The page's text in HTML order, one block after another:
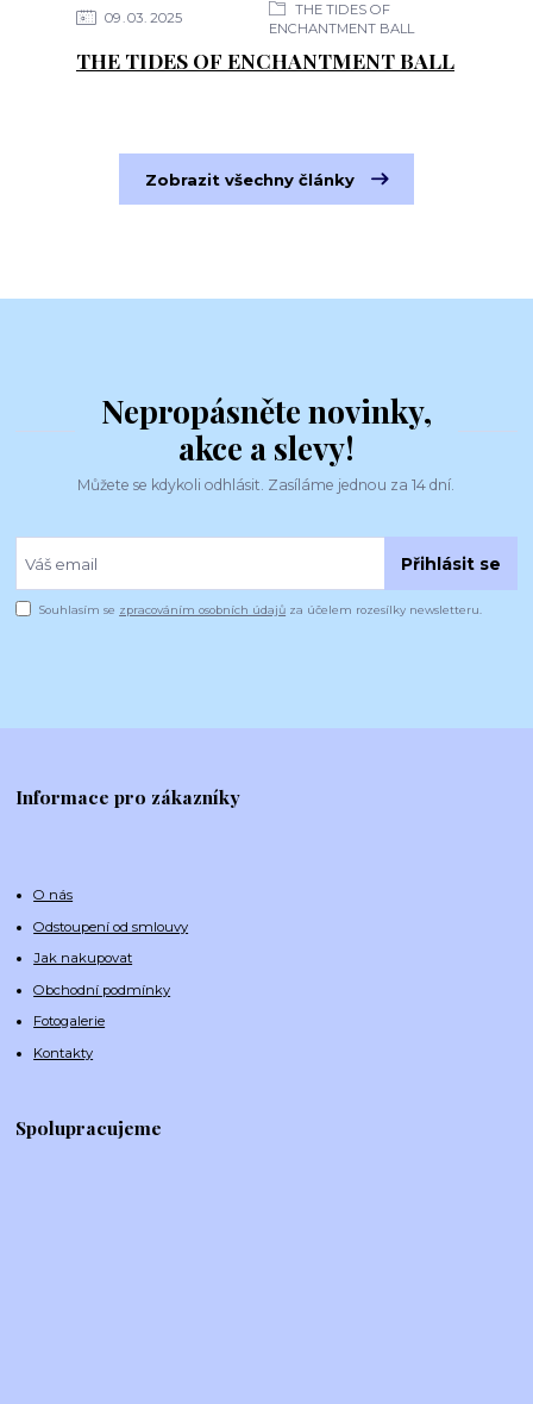
09 03 2025
THE TIDES OF
ENCHANTMENT BALL
THE TIDES OF ENCHANTMENT BALL
Zobrazit všechny články
Nepropásněte novinky,
akce a slevy!
Můžete se kdykoli odhlásit. Zasíláme jednou za 14 dní.
Přihlásit se
Souhlasím se zpracováním osobních údajů za účelem rozesílky newsletteru.
Informace pro zákazníky
O nás
Odstoupení od smlouvy
Jak nakupovat
Obchodní podmínky
Fotogalerie
Kontakty
Spolupracujeme